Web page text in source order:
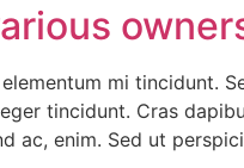
mi tincidunt.
tincidunt. Cras
ac, enim. Sed ut